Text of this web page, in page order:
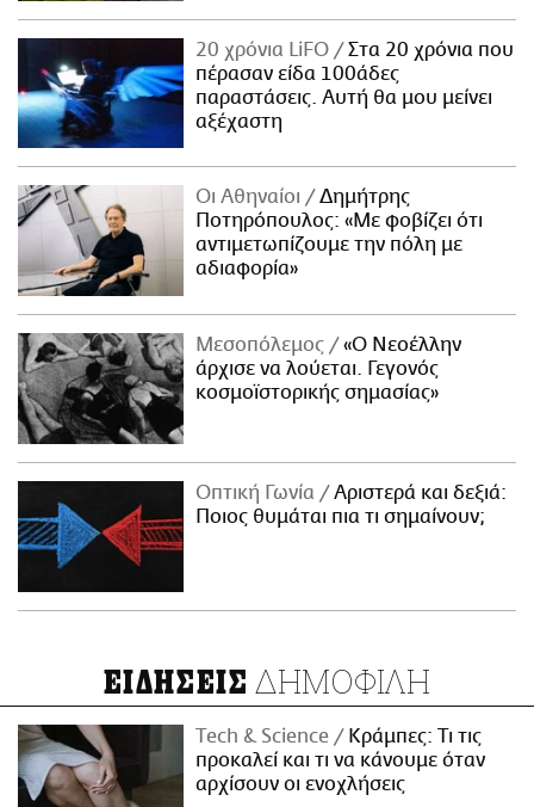
20 χρόνια LiFO
Στα 20 χρόνια που
πέρασαν είδα 100άδες
παραστάσεις. Αυτή θα μου μείνει
αξέχαστη
Οι Αθηναίοι
Δημήτρης
Ποτηρόπουλος: «Με φοβίζει ότι
αντιμετωπίζουμε την πόλη με
αδιαφορία»
Μεσοπόλεμος
«Ο Νεοέλλην
άρχισε να λούεται. Γεγονός
κοσμοϊστορικής σημασίας»
Οπτική Γωνία
Αριστερά και δεξιά:
Ποιος θυμάται πια τι σημαίνουν;
ΕΙΔΗΣΕΙΣ ΔΗΜΟΦΙΛΗ
Τech & Science
Κράμπες: Τι τις
προκαλεί και τι να κάνουμε όταν
αρχίσουν οι ενοχλήσεις